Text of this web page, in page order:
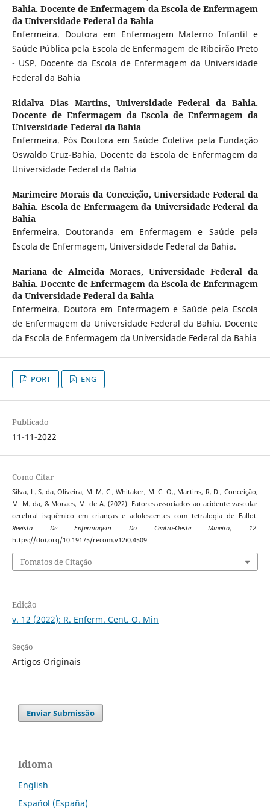
Bahia. Docente de Enfermagem da Escola de Enfermagem
da Universidade Federal da Bahia
Enfermeira. Doutora em Enfermagem Materno Infantil e
Saúde Pública pela Escola de Enfermagem de Ribeirão Preto
- USP. Docente da Escola de Enfermagem da Universidade
Federal da Bahia
Ridalva Dias Martins, Universidade Federal da Bahia.
Docente de Enfermagem da Escola de Enfermagem da
Universidade Federal da Bahia
Enfermeira. Pós Doutora em Saúde Coletiva pela Fundação
Oswaldo Cruz-Bahia. Docente da Escola de Enfermagem da
Universidade Federal da Bahia
Marimeire Morais da Conceição,Universidade Federal da
Bahia. Escola de Enfermagem da Universidade Federal da
Bahia
Enfermeira. Doutoranda em Enfermagem e Saúde pela
Escola de Enfermagem, Universidade Federal da Bahia.
Mariana de Almeida Moraes,Universidade Federal da
Bahia. Docente de Enfermagem da Escola de Enfermagem
da Universidade Federal da Bahia
Enfermeira. Doutora em Enfermagem e Saúde pela Escola
de Enfermagem da Universidade Federal da Bahia. Docente
da Escola de Enfermagem da Universidade Federal da Bahia
PORT ENG
Publicado
11-11-2022
Como Citar
Silva, L. S. da, Oliveira, M. M. C., Whitaker, M. C. O., Martins, R. D., Conceição,
M. M. da, & Moraes, M. de A. (2022). Fatores associados ao acidente vascular
cerebral isquêmico em crianças e adolescentes com tetralogia de Fallot.
Revista De Enfermagem Do Centro-Oeste Mineiro, 12.
https://doi.org/10.19175/recom.v12i0.4509
Fomatos de Citação
Edição
v. 12 (2022): R. Enferm. Cent. O. Min
Seção
Artigos Originais
Enviar Submissão
Idioma
English
Español (España)